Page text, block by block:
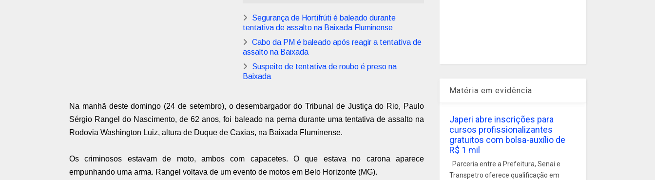
Segurança de Hortifrúti é baleado durante
tentativa de assalto na Baixada Fluminense
Cabo da PM é baleado após reagir a tentativa de
assalto na Baixada
Suspeito de tentativa de roubo é preso na
Baixada
Na manhã deste domingo (24 de setembro), o desembargador do Tribunal de Justiça do Rio, Paulo
Sérgio Rangel do Nascimento, de 62 anos, foi baleado na perna durante uma tentativa de assalto na
Rodovia Washington Luiz, altura de Duque de Caxias, na Baixada Fluminense.
Os criminosos estavam de moto, ambos com capacetes. O que estava no carona aparece
empunhando uma arma. Rangel voltava de um evento de motos em Belo Horizonte (MG).
Matéria em evidência
Japeri abre inscrições para
cursos profissionalizantes
gratuitos com bolsa-auxílio de
R$ 1 mil
Parceria entre a Prefeitura, Senai e
Transpetro oferece qualificação em